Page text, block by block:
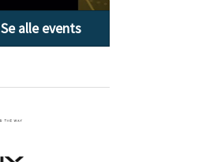
Se alle events